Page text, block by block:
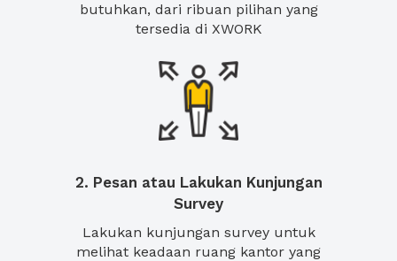
butuhkan, dari ribuan pilihan yang
tersedia di XWORK
2. Pesan atau Lakukan Kunjungan
Survey
Lakukan kunjungan survey untuk
melihat keadaan ruang kantor yang